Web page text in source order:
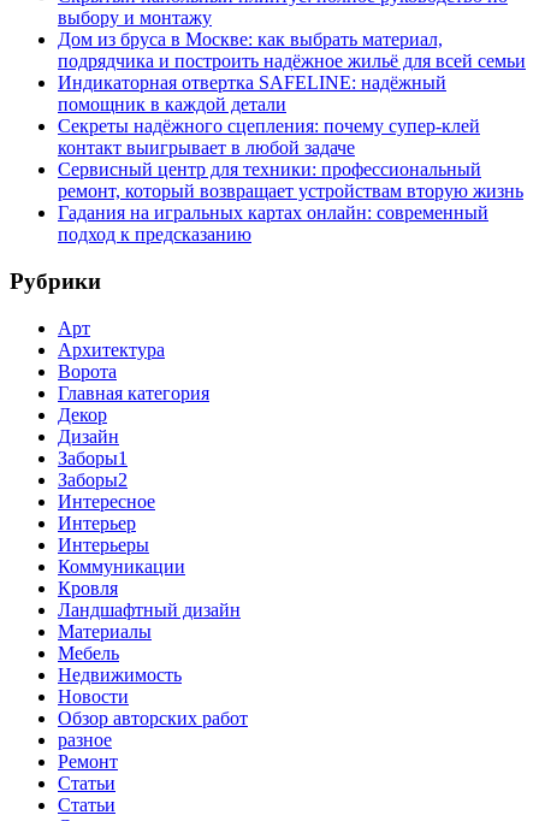
выбору и монтажу
Дом из бруса в Москве: как выбрать материал,
подрядчика и построить надёжное жильё для всей семьи
Индикаторная отвертка SAFELINE: надёжный
помощник в каждой детали
Секреты надёжного сцепления: почему супер‑клей
контакт выигрывает в любой задаче
Сервисный центр для техники: профессиональный
ремонт, который возвращает устройствам вторую жизнь
Гадания на игральных картах онлайн: современный
подход к предсказанию
Рубрики
Арт
Архитектура
Ворота
Главная категория
Декор
Дизайн
Заборы1
Заборы2
Интересное
Интерьер
Интерьеры
Коммуникации
Кровля
Ландшафтный дизайн
Материалы
Мебель
Недвижимость
Новости
Обзор авторских работ
разное
Ремонт
Статьи
Статьи